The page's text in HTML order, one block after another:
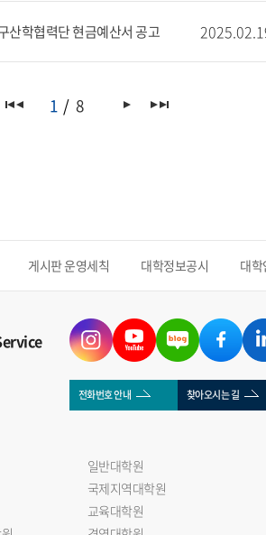
산학협력단 현금예산서 공고
1 8
게시판 운영세칙 대학정보공시 대
전화번호 안내 찾아오시는 길
일반대학원
국제지역대학원
교육대학원